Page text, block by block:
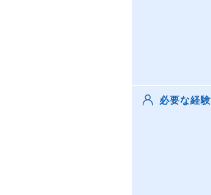
必要な経験